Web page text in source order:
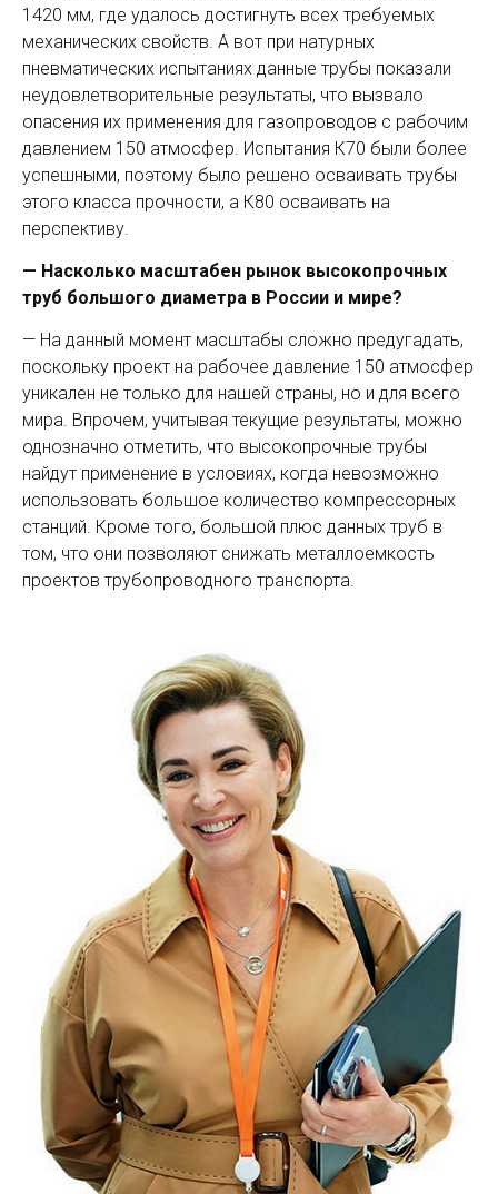
1420 мм, где удалось достигнуть всех требуемых
механических свой­ств. А вот при натурных
пневматических испытаниях данные трубы показали
неудовлетворительные результаты, что вызвало
опасения их применения для газопроводов с рабочим
давлением 150 атмосфер. Испытания К70 были более
успешными, поэтому было решено осваивать трубы
этого класса прочности, а К80 осваивать на
перспективу.
— Насколько масштабен рынок высокопрочных
труб большого диаметра в России и мире?
— На данный момент масштабы сложно предугадать,
поскольку проект на рабочее давление 150 атмосфер
уникален не только для нашей страны, но и для всего
мира. Впрочем, учитывая текущие результаты, можно
однозначно отметить, что высокопрочные трубы
найдут применение в условиях, когда невозможно
использовать большое количество компрессорных
станций. Кроме того, большой плюс данных труб в
том, что они позволяют снижать металлоемкость
проектов трубопроводного транспорта.